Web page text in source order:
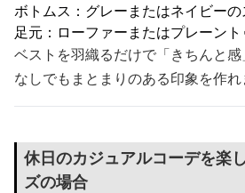
ボトムス：グレーまたはネイビーの
足元：ローファーまたはプレーン
ベストを羽織るだけで「きちんと
なしでもまとまりのある印象を作れ
休日のカジュアルコーデを楽
ズの場合